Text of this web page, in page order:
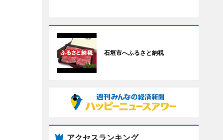
石垣市へふるさと納税
アクセスランキング